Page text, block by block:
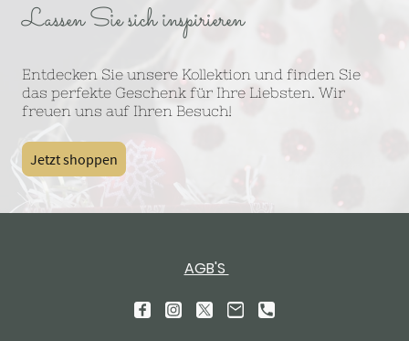
Lassen Sie sich inspirieren
Entdecken Sie unsere Kollektion und finden Sie
das perfekte Geschenk für Ihre Liebsten. Wir
freuen uns auf Ihren Besuch!
Jetzt shoppen
AGB'S